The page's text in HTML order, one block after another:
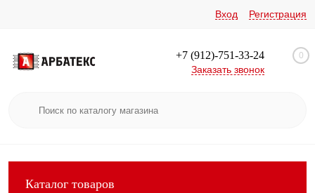
Вход Регистрация
+7 (912)-751-33-24
Заказать звонок
0
Каталог товаров